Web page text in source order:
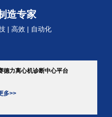
造专家
| 高效 | 自动化
德力离心机诊断中心平台
多>>